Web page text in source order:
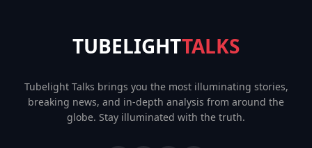
TUBELIGHTTALKS
Tubelight Talks brings you the most illuminating stories,
breaking news, and in-depth analysis from around the
globe. Stay illuminated with the truth.